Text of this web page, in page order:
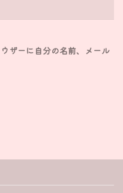
ザーに自分の名前、メール